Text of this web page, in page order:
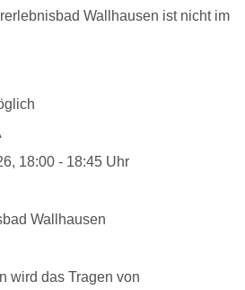
Wallhausen ist nicht im
18:00 - 18:45 Uhr
Wallhausen
wird das Tragen von